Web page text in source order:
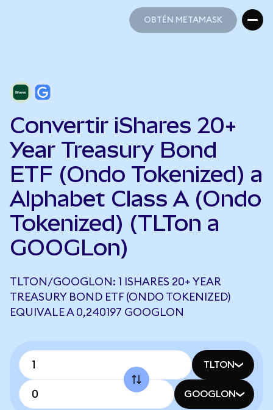
OBTÉN METAMASK
Convertir iShares 20+
Year Treasury Bond
ETF (Ondo Tokenized) a
Alphabet Class A (Ondo
Tokenized) (TLTon a
GOOGLon)
TLTON/GOOGLON: 1 ISHARES 20+ YEAR
TREASURY BOND ETF (ONDO TOKENIZED)
EQUIVALE A 0,240197 GOOGLON
TLTON
GOOGLON